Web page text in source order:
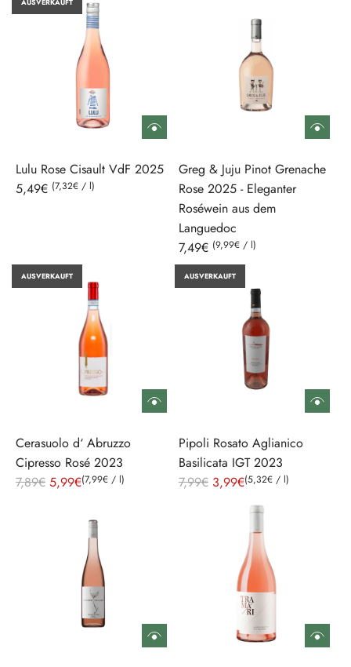
Lulu Rose Cisault VdF 2025
5,49€ (7,32€ / l)
Greg & Juju Pinot Grenache
Rose 2025 - Eleganter
Roséwein aus dem
Languedoc
7,49€ (9,99€ / l)
AUSVERKAUFT
Cerasuolo d‘ Abruzzo
Cipresso Rosé 2023
R
7,89€ 5,99€(7,99€ / l)
AUSVERKAUFT
Pipoli Rosato Aglianico
Basilicata IGT 2023
R
7,99€ 3,99€(5,32€ / l)